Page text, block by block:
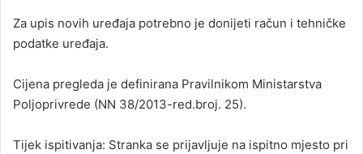
Za upis novih uređaja potrebno je donijeti račun i tehničke
podatke uređaja.
Cijena pregleda je definirana Pravilnikom Ministarstva
Poljoprivrede (NN 38/2013-red.broj. 25).
Tijek ispitivanja: Stranka se prijavljuje na ispitno mjesto pri